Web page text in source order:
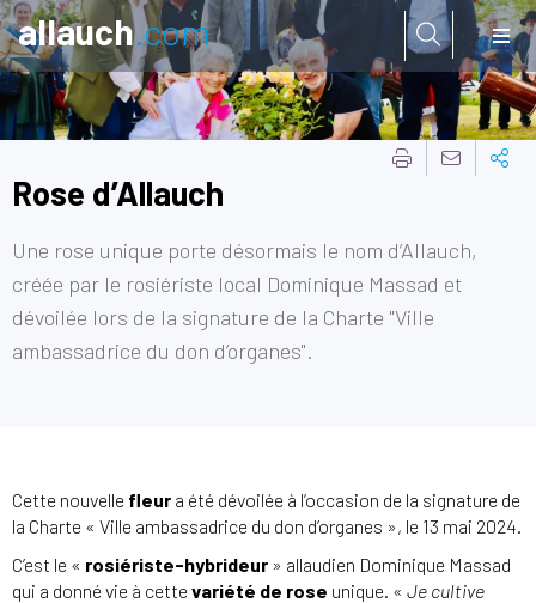
Aller à:allauch.com
Rose d’Allauch
Une rose unique porte désormais le nom d’Allauch,
créée par le rosiériste local Dominique Massad et
dévoilée lors de la signature de la Charte "Ville
ambassadrice du don d’organes".
Cette nouvelle fleur a été dévoilée à l’occasion de la signature de
la Charte « Ville ambassadrice du don d’organes », le 13 mai 2024.
C’est le « rosiériste-hybrideur » allaudien Dominique Massad
qui a donné vie à cette variété de rose unique. « Je cultive